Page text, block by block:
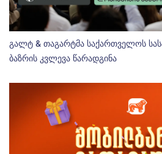
გალტ & თაგარტმა საქართველოს
ბაზრის კვლევა წარადგინა